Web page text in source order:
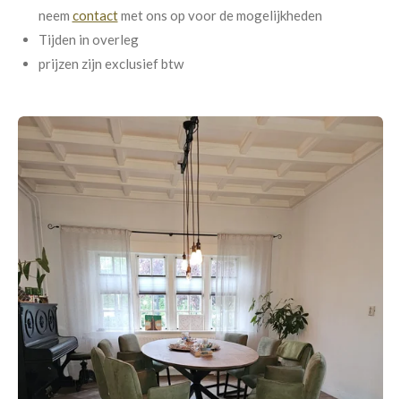
neem contactmet ons op voor de mogelijkheden
Tijden in overleg
prijzen zijn exclusief btw